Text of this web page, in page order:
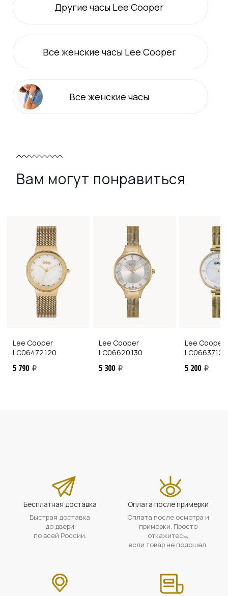
Другие часы Lee Cooper
Все женские часы Lee Cooper
Все женские часы
Вам могут понравиться
Lee Cooper
LC06472.120
5 790 i
Lee Cooper
LC06620.130
5 300 i
Lee Cooper
LC06637.120
5 200 i
Бесплатная доставка
Быстрая доставка
до двери
по всей России.
Оплата после примерки
Оплата после осмотра и
примерки. Просто
откажитесь,
если товар не подошел.